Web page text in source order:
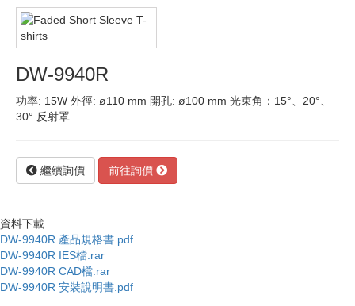
DW-9940R
功率: 15W 外徑: ø110 mm 開孔: ø100 mm 光束角：15°、20°、
30° 反射罩
繼續詢價 前往詢價
資料下載
DW-9940R 產品規格書.pdf
DW-9940R IES檔.rar
DW-9940R CAD檔.rar
DW-9940R 安裝說明書.pdf